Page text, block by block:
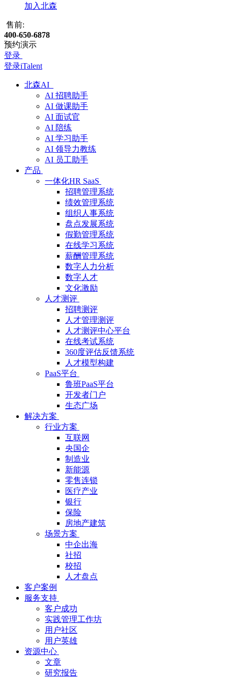
加入北森
售前:
400-650-6878
预约演示
登录
登录iTalent
北森AI
AI 招聘助手
AI 做课助手
AI 面试官
AI 陪练
AI 学习助手
AI 领导力教练
AI 员工助手
产品
一体化HR SaaS
招聘管理系统
绩效管理系统
组织人事系统
盘点发展系统
假勤管理系统
在线学习系统
薪酬管理系统
数字人力分析
数字人才
文化激励
人才测评
招聘测评
人才管理测评
人才测评中心平台
在线考试系统
360度评估反馈系统
人才模型构建
PaaS平台
鲁班PaaS平台
开发者门户
生态广场
解决方案
行业方案
互联网
央国企
制造业
新能源
零售连锁
医疗产业
银行
保险
房地产建筑
场景方案
中企出海
社招
校招
人才盘点
客户案例
服务支持
客户成功
实践管理工作坊
用户社区
用户英雄
资源中心
文章
研究报告